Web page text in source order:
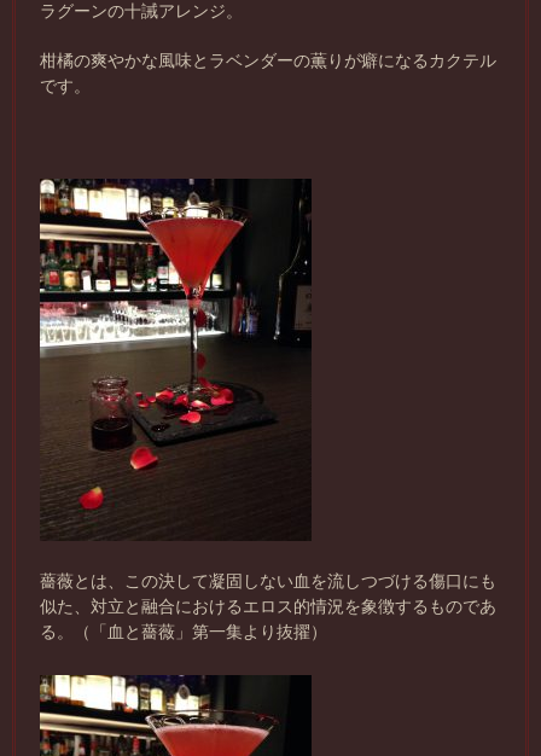
ラグーンの十誡アレンジ。
柑橘の爽やかな風味とラベンダーの薫りが癖になるカクテル
です。
薔薇とは、この決して凝固しない血を流しつづける傷口にも
似た、対立と融合におけるエロス的情況を象徴するものであ
る。（「血と薔薇」第一集より抜擢）